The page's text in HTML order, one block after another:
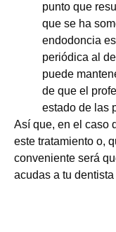
punto que
que se ha
endodoncia
periódica al
puede
de que el
estado de las
Así que, en el caso
este tratamiento o,
conveniente será
acudas a tu